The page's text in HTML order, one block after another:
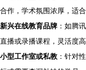
合作，学术氛围浓厚，适
新兴在线教育品牌 ：如腾
直播或录播课程，灵活度
小型工作室或私教 ：针对